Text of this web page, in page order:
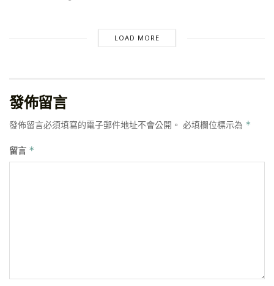
LOAD MORE
發佈留言
發佈留言必須填寫的電子郵件地址不會公開。 必填欄位標示為 *
留言 *